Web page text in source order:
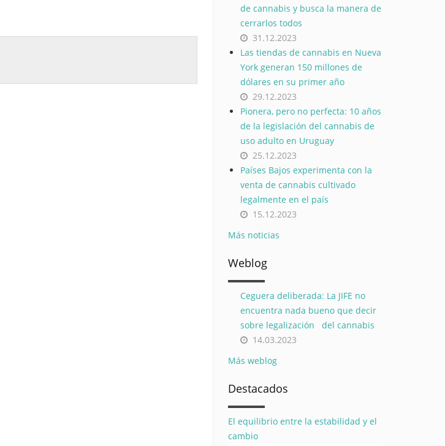
de cannabis y busca la manera de
cerrarlos todos
31.12.2023
Las tiendas de cannabis en Nueva
York generan 150 millones de
dólares en su primer año
29.12.2023
Pionera, pero no perfecta: 10 años
de la legislación del cannabis de
uso adulto en Uruguay
25.12.2023
Países Bajos experimenta con la
venta de cannabis cultivado
legalmente en el país
15.12.2023
Más noticias
Weblog
Ceguera deliberada: La JIFE no
encuentra nada bueno que decir
sobre legalización del cannabis
14.03.2023
Más weblog
Destacados
El equilibrio entre la estabilidad y el
cambio